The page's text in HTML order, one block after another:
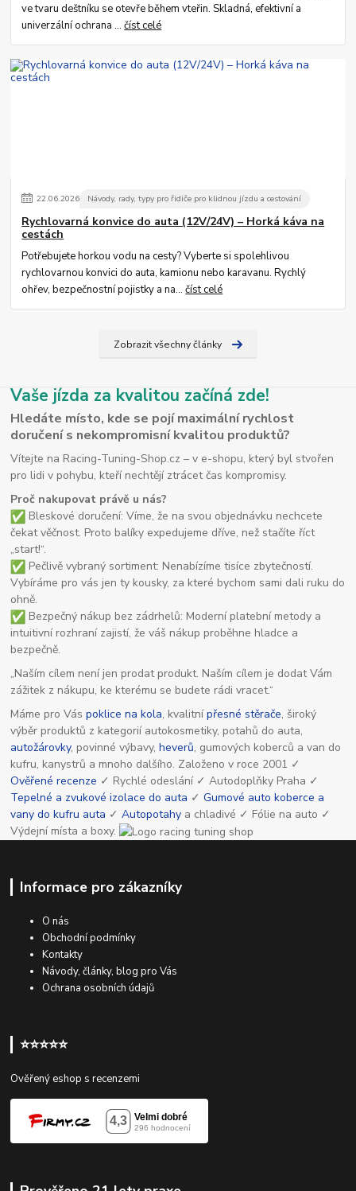
ve tvaru deštníku se otevře během vteřin. Skladná, efektivní a
univerzální ochrana ...číst celé
22.06.2026 Návody, rady, typy pro řidiče pro klidnou jízdu a cestování
Rychlovarná konvice do auta (12V/24V) – Horká káva na
cestách
Potřebujete horkou vodu na cesty? Vyberte si spolehlivou
rychlovarnou konvici do auta, kamionu nebo karavanu. Rychlý
ohřev, bezpečnostní pojistky a na...číst celé
Zobrazit všechny články
Vaše jízda za kvalitou začíná zde!
Hledáte místo, kde se pojí maximální rychlost
doručení s nekompromisní kvalitou produktů?
Vítejte na Racing-Tuning-Shop.cz – v e-shopu, který byl stvořen
pro lidi v pohybu, kteří nechtějí ztrácet čas kompromisy.
Proč nakupovat právě u nás?
Bleskové doručení: Víme, že na svou objednávku nechcete
čekat věčnost. Proto balíky expedujeme dříve, než stačíte říct
„start!“.
Pečlivě vybraný sortiment: Nenabízíme tisíce zbytečností.
Vybíráme pro vás jen ty kousky, za které bychom sami dali ruku do
ohně.
Bezpečný nákup bez zádrhelů: Moderní platební metody a
intuitivní rozhraní zajistí, že váš nákup proběhne hladce a
bezpečně.
„Naším cílem není jen prodat produkt. Naším cílem je dodat Vám
zážitek z nákupu, ke kterému se budete rádi vracet.“
Máme pro Váspoklice na kola, kvalitnípřesné stěrače, široký
výběr produktů z kategorií autokosmetiky, potahů do auta,
autožárovky, povinné výbavy,heverů, gumových koberců a van do
kufru, kanystrů a mnoho dalšího. Založeno v roce 2001 ✓
Ověřené recenze ✓ Rychlé odeslání ✓ Autodoplňky Praha ✓
Tepelné a zvukové izolace do auta ✓Gumové auto koberce a
vany do kufru auta ✓Autopotahy a chladivé ✓ Fólie na auto ✓
Výdejní místa a boxy.
Informace pro zákazníky
O nás
Obchodní podmínky
Kontakty
Návody, články, blog pro Vás
Ochrana osobních údajů
⭐⭐⭐⭐⭐
Ověřený eshop s recenzemi